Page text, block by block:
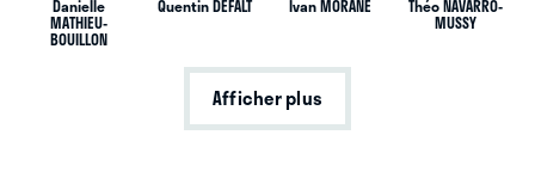
Danielle
MATHIEU-
BOUILLON
Quentin DEFALT Ivan MORANE Théo NAVARRO-
MUSSY
Afficher plus